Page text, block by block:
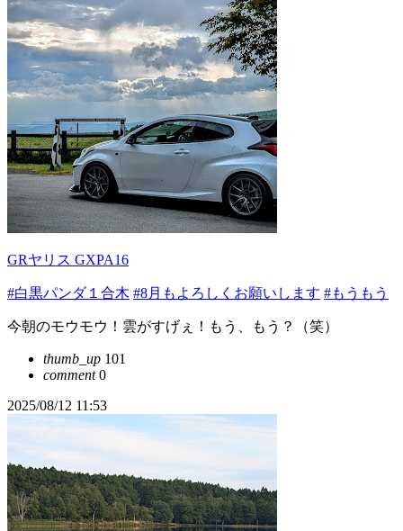
GRヤリス GXPA16
#白黒パンダ１合木 #8月もよろしくお願いします #もうもう
今朝のモウモウ！雲がすげぇ！もう、もう？（笑）
thumb_up 101
comment0
2025/08/12 11:53